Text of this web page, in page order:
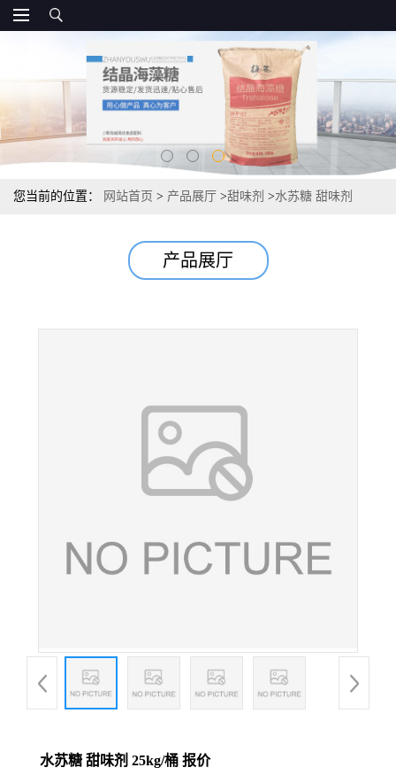
您当前的位置： 网站首页 > 产品展厅 >甜味剂 >水苏糖 甜味剂
产品展厅
水苏糖 甜味剂 25kg/桶 报价